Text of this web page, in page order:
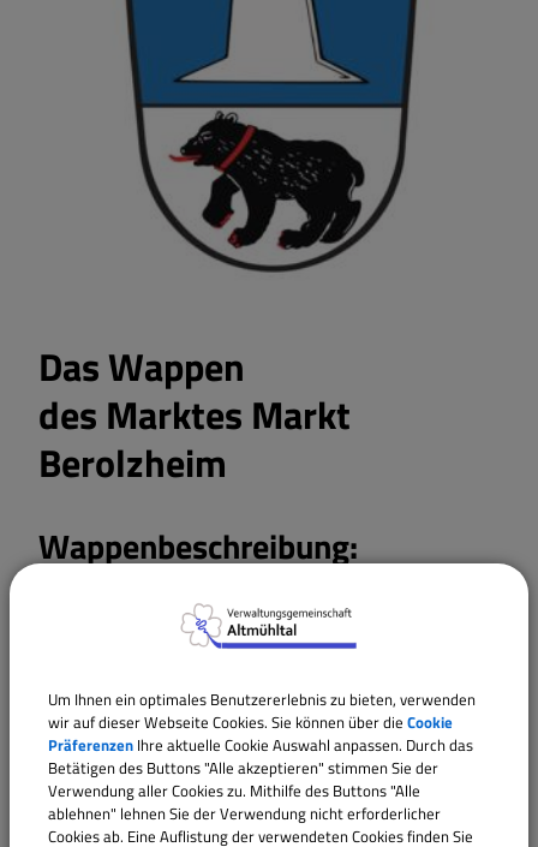
Das Wappen
des Marktes Markt
Berolzheim
Wappenbeschreibung:
Geteilt von Blau und Silber; oben ein großer silberner
Eisenhut, unten ein schreitender, rot bewehrter
Wappengeschichte:
Um Ihnen ein optimales Benutzererlebnis zu bieten, verwenden
wir auf dieser Webseite Cookies. Sie können über die Cookie
Präferenzen Ihre aktuelle Cookie Auswahl anpassen. Durch das
Betätigen des Buttons "Alle akzeptieren" stimmen Sie der
Verwendung aller Cookies zu. Mithilfe des Buttons "Alle
ablehnen" lehnen Sie der Verwendung nicht erforderlicher
Cookies ab. Eine Auflistung der verwendeten Cookies finden Sie